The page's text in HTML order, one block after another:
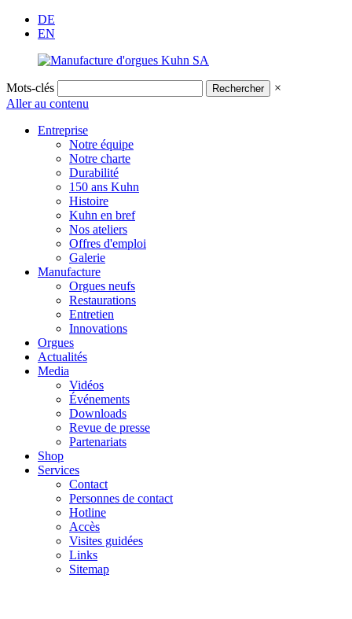
DE
EN
Mots-clés
×
Aller au contenu
Entreprise
Notre équipe
Notre charte
Durabilité
150 ans Kuhn
Histoire
Kuhn en bref
Nos ateliers
Offres d'emploi
Galerie
Manufacture
Orgues neufs
Restaurations
Entretien
Innovations
Orgues
Actualités
Media
Vidéos
Événements
Downloads
Revue de presse
Partenariats
Shop
Services
Contact
Personnes de contact
Hotline
Accès
Visites guidées
Links
Sitemap